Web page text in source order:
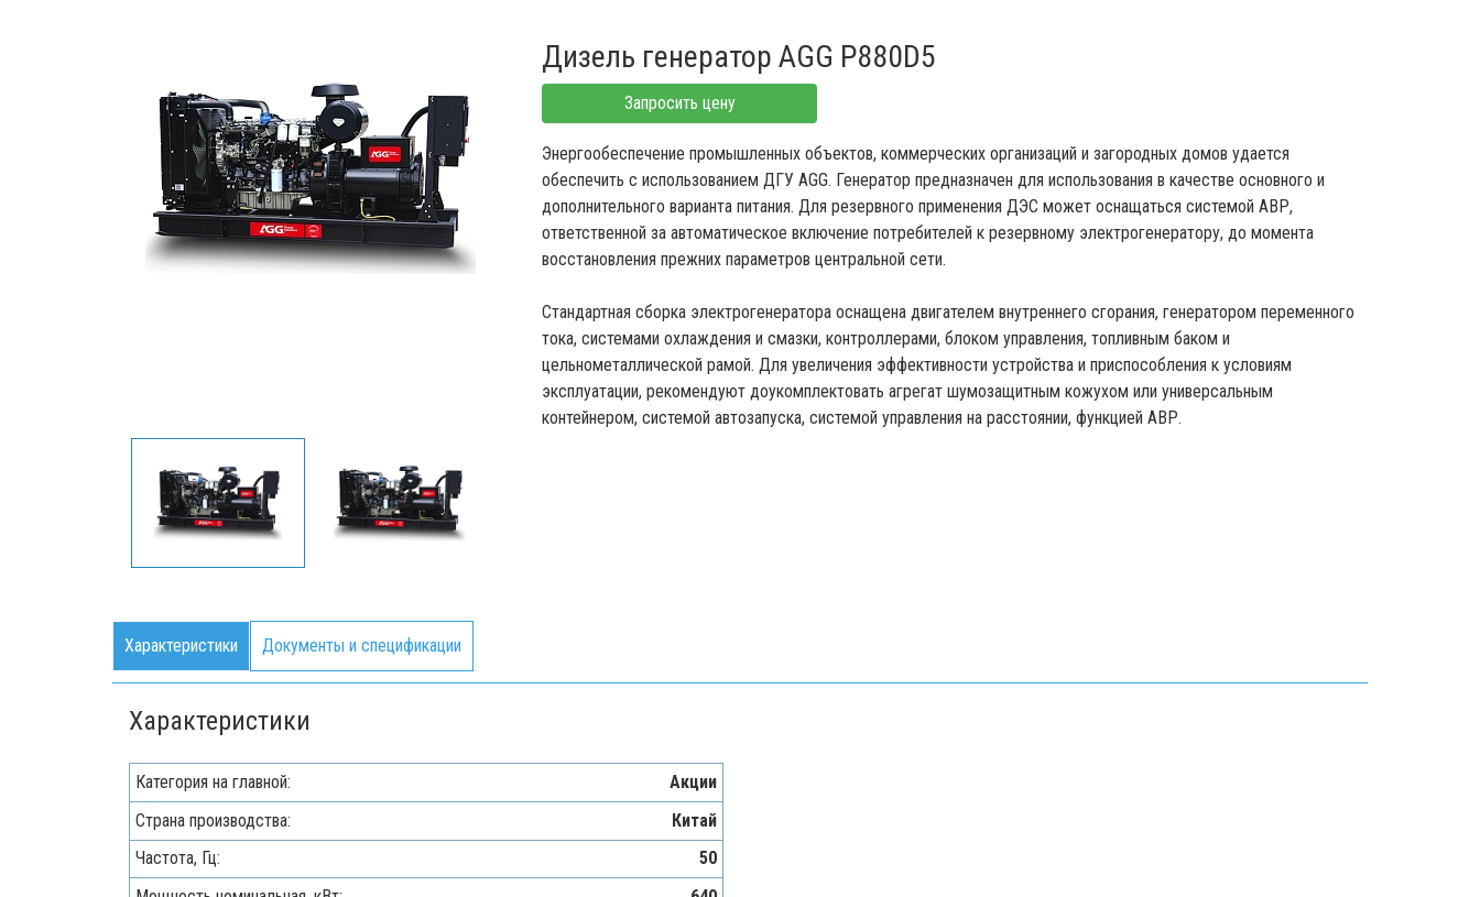
Дизель генератор AGG P880D5
Запросить цену
Энергообеспечение промышленных объектов, коммерческих организаций и загородных домов удается
обеспечить с использованием ДГУ AGG. Генератор предназначен для использования в качестве основного и
дополнительного варианта питания. Для резервного применения ДЭС может оснащаться системой АВР,
ответственной за автоматическое включение потребителей к резервному электрогенератору, до момента
восстановления прежних параметров центральной сети.
Стандартная сборка электрогенератора оснащена двигателем внутреннего сгорания, генератором переменного
тока, системами охлаждения и смазки, контроллерами, блоком управления, топливным баком и
цельнометаллической рамой. Для увеличения эффективности устройства и приспособления к условиям
эксплуатации, рекомендуют доукомплектовать агрегат шумозащитным кожухом или универсальным
контейнером, системой автозапуска, системой управления на расстоянии, функцией АВР.
Характеристики Документы и спецификации
Характеристики
Категория на главной:
Акции
Страна производства:
Китай
Частота, Гц:
50